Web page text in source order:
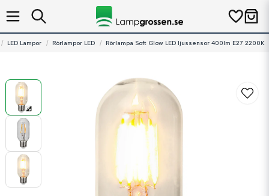
LED Lampor Rörlampor LED Rörlampa Soft Glow LED ljussensor 400lm E27 2200K